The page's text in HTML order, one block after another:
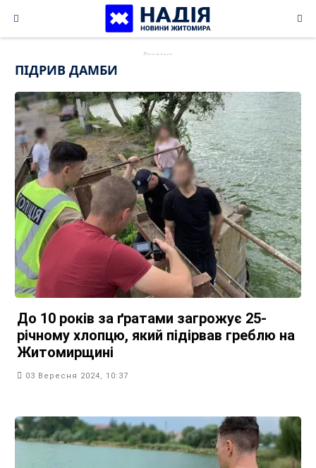
content
ПІДРИВ ДАМБИ
До 10 років за ґратами загрожує 25-
річному хлопцю, який підірвав греблю на
Житомирщині
03 Вересня 2024, 10:37